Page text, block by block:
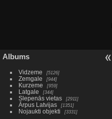
Albums
Vidzeme 5126
Zemgale 944
Kurzeme 959
Latgale 344
Slepenās vietas 2911
Ārpus Latvijas 1351
Nojaukti objekti 3331